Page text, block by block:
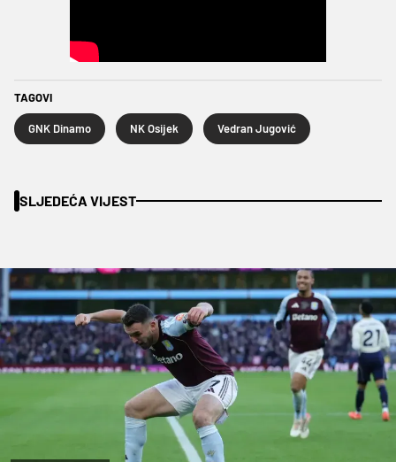
TAGOVI
GNK Dinamo NK Osijek Vedran Jugović
SLJEDEĆA VIJEST